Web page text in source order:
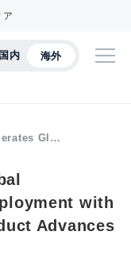
ア
国内 海外
Gl…
with
Advances